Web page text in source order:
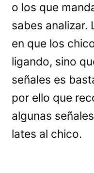
o los que
sabes analizar.
en que los
ligando, sino
señales es
por ello que
algunas
lates al chico.